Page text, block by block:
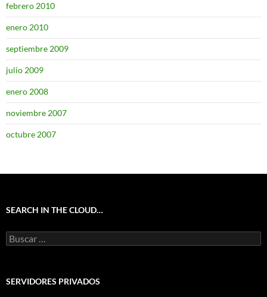
febrero 2010
enero 2010
septiembre 2009
julio 2009
enero 2008
noviembre 2007
octubre 2007
SEARCH IN THE CLOUD…
Buscar:
SERVIDORES PRIVADOS